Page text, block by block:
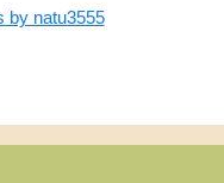
by natu3555